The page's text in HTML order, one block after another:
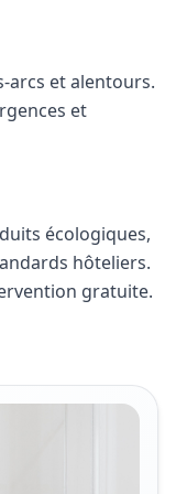
arcs et alentours.
et
écologiques,
hôteliers.
gratuite.